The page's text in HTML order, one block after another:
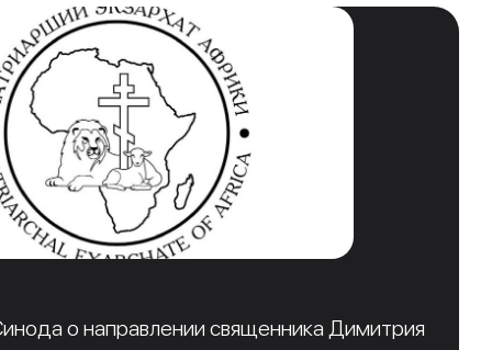
о направлении священника Димитрия